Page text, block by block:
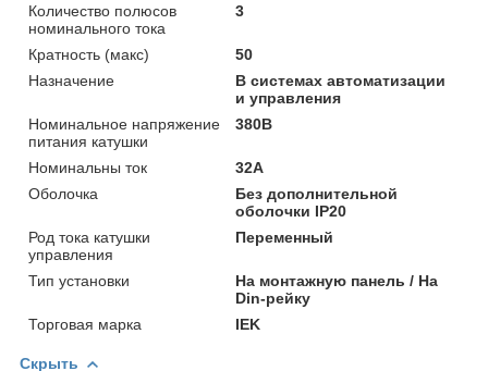
Количество полюсов
номинального тока
3
Кратность (макс)
50
Назначение
В системах автоматизации
и управления
Номинальное напряжение
питания катушки
380В
Номинальны ток
32А
Оболочка
Без дополнительной
оболочки IP20
Род тока катушки
управления
Переменный
Тип установки
На монтажную панель / На
Din-рейку
Торговая марка
IEK
Скрыть